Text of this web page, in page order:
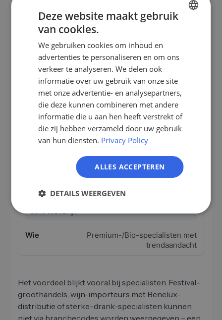
Midden-stands-groothandel met
assortimentskeuze
Statiegeldsoort-installatie of
logistiek-tool
„Drankhandelaren in Nederland met
eigen statiegeldsoort-locatie en
minstens 5 bezorg-vrachtwagens."
Groothandel met retourbehoefte-
investeringsbehoefte
Bio- of alcoholvrij assortiment
Benelux met bio- of premium-wijn-
aansluiting."
Premium-/Bio-specialisten met
trendaandacht
Het voordeel blijkt vooral bij specialisten. Festival-
groothandels, wijn-importeurs met Benelux-
distributie of sterke-drank-specialisten kunnen
FR
IT
NL
PL
Deze website maakt gebruik
van cookies.
We gebruiken cookies om inhoud en
advertenties te personaliseren en om ons
verkeer te analyseren. We delen ook
informatie over uw gebruik van onze site
met onze advertentie- en analysepartners,
die deze kunnen combineren met andere
informatie die u aan hen heeft verstrekt of
die zij hebben verzameld door uw gebruik
van hun diensten. Privacy Policy
ALLES ACCEPTEREN
DETAILS WEERGEVEN